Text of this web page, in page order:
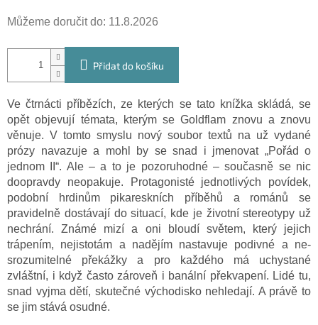
Můžeme doručit do: 11.8.2026
Přidat do košíku
Ve čtrnácti příbězích, ze kterých se tato knížka skládá, se
opět objevují témata, kterým se Goldflam znovu a znovu
věnuje. V tomto smyslu nový soubor textů na už vydané
prózy navazuje a mohl by se snad i jmenovat „Pořád o
jednom II“. Ale – a to je pozoruhodné – současně se nic
doopravdy neopakuje. Protagonisté jednotlivých povídek,
podobní hrdinům pikareskních příběhů a románů se
pravidelně dostávají do situací, kde je životní stereotypy už
nechrání. Známé mizí a oni bloudí světem, který jejich
trápením, ne­jistotám a nadějím nastavuje podivné a ne­
srozumitelné překážky a pro každého má uchystané
zvláštní, i když často zároveň i banální překvapení. Lidé tu,
snad vyjma dětí, skutečné východisko nehledají. A právě to
se jim stává osudné.